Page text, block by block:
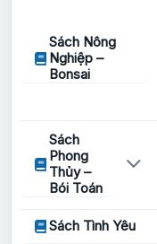
Sách Nông
Nghiệp –
Bonsai
Sách
Phong
Thủy –
Bói Toán
Sách Tình Yêu